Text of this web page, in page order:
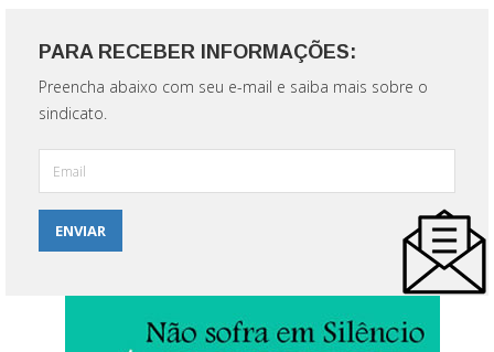
PARA RECEBER INFORMAÇÕES:
Preencha abaixo com seu e-mail e saiba mais sobre o
sindicato.